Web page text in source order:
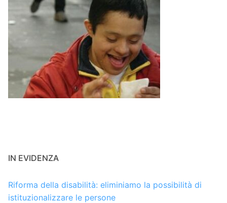
IN EVIDENZA
Riforma della disabilità: eliminiamo la possibilità di
istituzionalizzare le persone